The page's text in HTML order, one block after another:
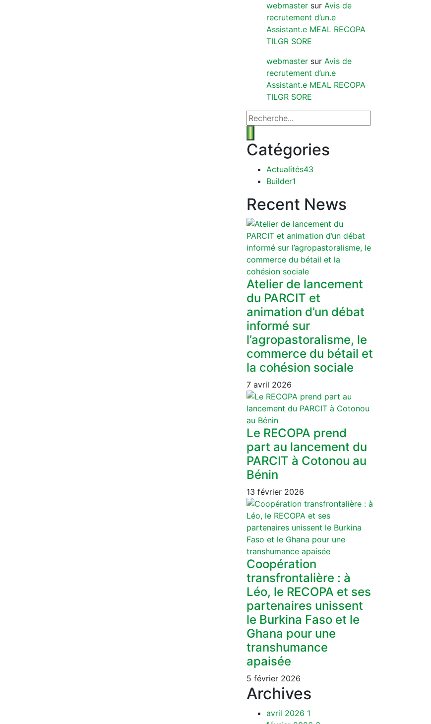
webmaster sur Avis de
recrutement d’un.e
Assistant.e MEAL RECOPA
TILGR SORE
webmaster sur Avis de
recrutement d’un.e
Assistant.e MEAL RECOPA
TILGR SORE
Catégories
Actualités43
Builder1
Recent News
Atelier de lancement
du PARCIT et
animation d’un débat
informé sur
l’agropastoralisme, le
commerce du bétail et
la cohésion sociale
7 avril 2026
Le RECOPA prend
part au lancement du
PARCIT à Cotonou au
Bénin
13 février 2026
Coopération
transfrontalière : à
Léo, le RECOPA et ses
partenaires unissent
le Burkina Faso et le
Ghana pour une
transhumance
apaisée
5 février 2026
Archives
avril 2026 1